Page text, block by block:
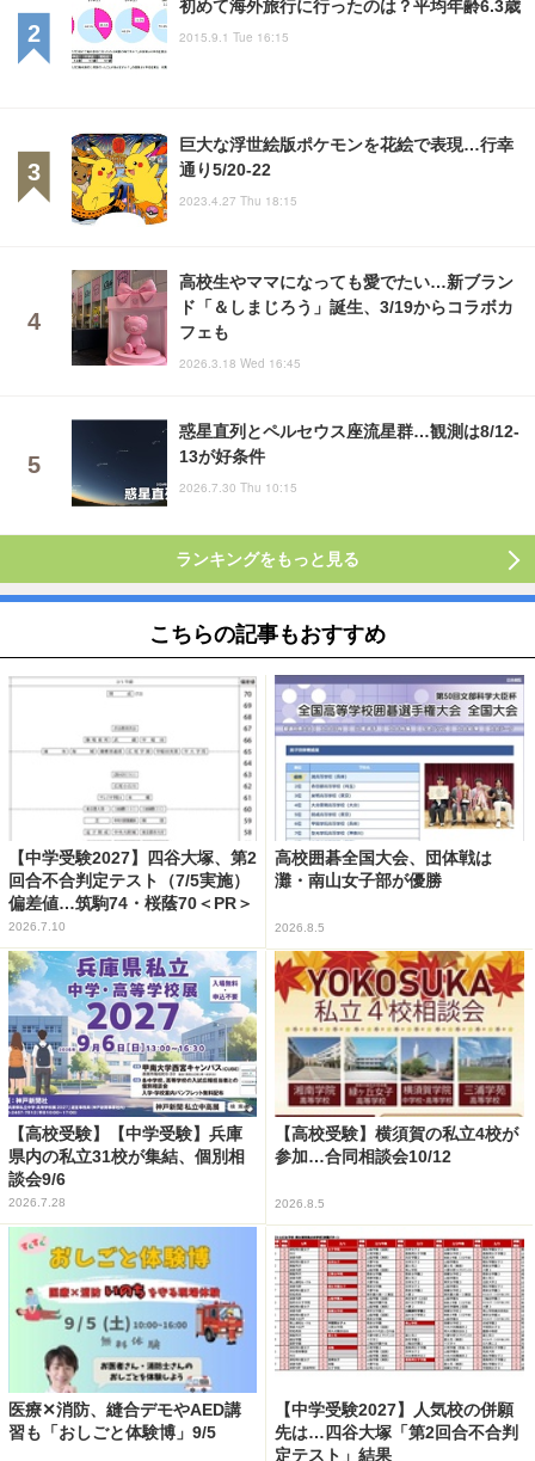
初めて海外旅行に行ったのは？平均年齢6.3歳
2015.9.1 Tue 16:15
巨大な浮世絵版ポケモンを花絵で表現…行幸
通り5/20-22
2023.4.27 Thu 18:15
高校生やママになっても愛でたい…新ブラン
ド「＆しまじろう」誕生、3/19からコラボカ
フェも
2026.3.18 Wed 16:45
惑星直列とペルセウス座流星群…観測は8/12-
13が好条件
2026.7.30 Thu 10:15
ランキングをもっと見る
こちらの記事もおすすめ
【中学受験2027】四谷大塚、第2
回合不合判定テスト（7/5実施）
偏差値…筑駒74・桜蔭70＜PR＞
2026.7.10
高校囲碁全国大会、団体戦は
灘・南山女子部が優勝
2026.8.5
【高校受験】【中学受験】兵庫
県内の私立31校が集結、個別相
談会9/6
2026.7.28
【高校受験】横須賀の私立4校が
参加…合同相談会10/12
2026.8.5
医療✕消防、縫合デモやAED講
習も「おしごと体験博」9/5
【中学受験2027】人気校の併願
先は…四谷大塚「第2回合不合判
定テスト」結果